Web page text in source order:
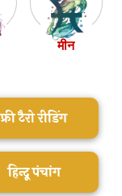
मीन
फ्री टैरो रीडिंग
हिन्दू पंचांग